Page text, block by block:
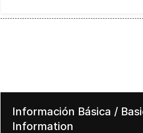
Información Básica /
Information